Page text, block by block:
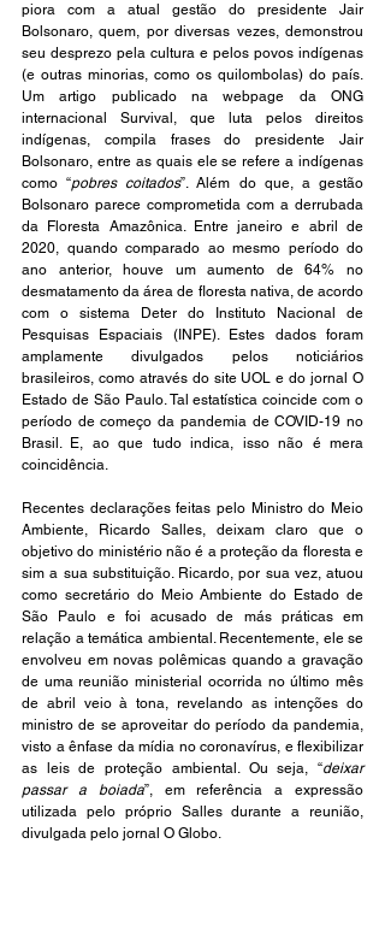
piora com a atual gestão do presidente Jair
Bolsonaro, quem, por diversas vezes, demonstrou
seu desprezo pela cultura e pelos povos indígenas
(e outras minorias, como os quilombolas) do país.
Um artigo publicado na webpage da ONG
internacional Survival, que luta pelos direitos
indígenas, compila frases do presidente Jair
Bolsonaro, entre as quais ele se refere a indígenas
como “pobres coitados”. Além do que, a gestão
Bolsonaro parece comprometida com a derrubada
da Floresta Amazônica. Entre janeiro e abril de
2020, quando comparado ao mesmo período do
ano anterior, houve um aumento de 64% no
desmatamento da área de floresta nativa, de acordo
com o sistema Deter do Instituto Nacional de
Pesquisas Espaciais (INPE). Estes dados foram
amplamente divulgados pelos noticiários
brasileiros, como através do site UOL e do jornal O
Estado de São Paulo. Tal estatística coincide com o
período de começo da pandemia de COVID-19 no
Brasil. E, ao que tudo indica, isso não é mera
coincidência.
Recentes declarações feitas pelo Ministro do Meio
Ambiente, Ricardo Salles, deixam claro que o
objetivo do ministério não é a proteção da floresta e
sim a sua substituição. Ricardo, por sua vez, atuou
como secretário do Meio Ambiente do Estado de
São Paulo e foi acusado de más práticas em
relação a temática ambiental. Recentemente, ele se
envolveu em novas polêmicas quando a gravação
de uma reunião ministerial ocorrida no último mês
de abril veio à tona, revelando as intenções do
ministro de se aproveitar do período da pandemia,
visto a ênfase da mídia no coronavírus, e flexibilizar
as leis de proteção ambiental. Ou seja, “deixar
passar a boiada”, em referência a expressão
utilizada pelo próprio Salles durante a reunião,
divulgada pelo jornal O Globo.